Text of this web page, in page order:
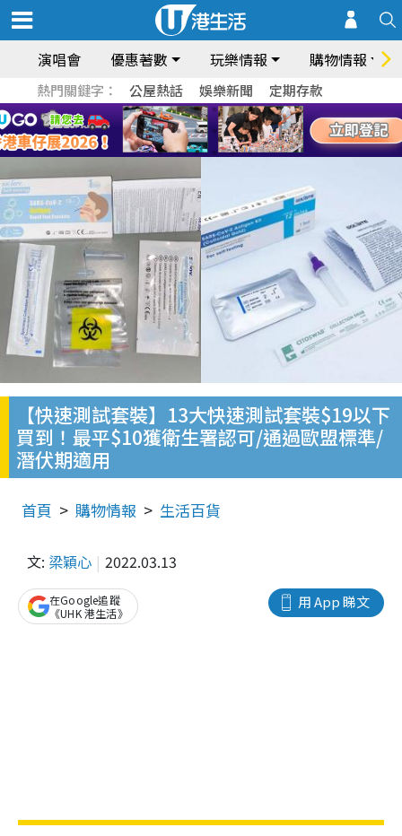
演唱會 優惠著數 玩樂情報 購物情報
熱門關鍵字： 公屋熱話 娛樂新聞 定期存款
【快速測試套裝】13大快速測試套裝$19以下
買到！最平$10獲衛生署認可/通過歐盟標準/
潛伏期適用
首頁 購物情報 生活百貨
文: 梁穎心 2022.03.13
用 App 睇文
在Google追蹤
《UHK 港生活》